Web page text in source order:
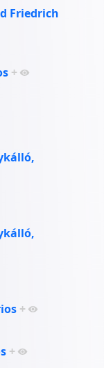
Friedrich
+
+
+